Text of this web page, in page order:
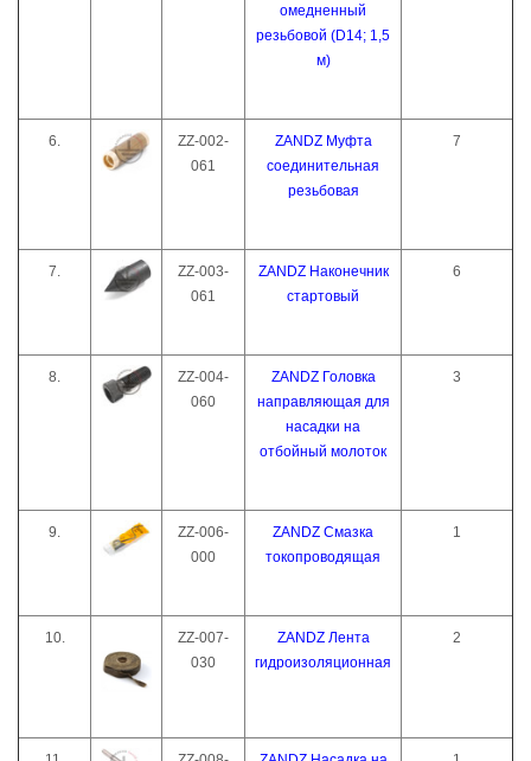
омедненный
резьбовой (D14; 1,5
м)
6.
ZZ-002-
061
ZANDZ Муфта
соединительная
резьбовая
7
7.
ZZ-003-
061
ZANDZ Наконечник
стартовый
6
8.
ZZ-004-
060
ZANDZ Головка
направляющая для
насадки на
отбойный молоток
3
9.
ZZ-006-
000
ZANDZ Смазка
токопроводящая
1
10.
ZZ-007-
030
ZANDZ Лента
гидроизоляционная
2